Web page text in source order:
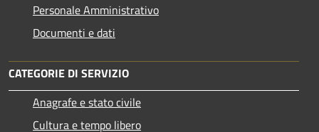
Personale Amministrativo
Documenti e dati
CATEGORIE DI SERVIZIO
Anagrafe e stato civile
Cultura e tempo libero